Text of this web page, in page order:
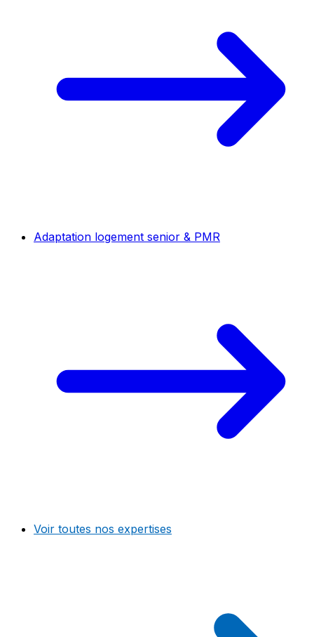
Adaptation logement senior & PMR
Voir toutes nos expertises